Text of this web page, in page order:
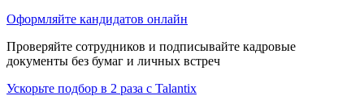
Оформляйте кандидатов онлайн
Проверяйте сотрудников и подписывайте кадровые
документы без бумаг и личных встреч
Ускорьте подбор в 2 раза с Talantix